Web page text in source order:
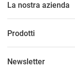
La nostra azienda
Prodotti
Newsletter